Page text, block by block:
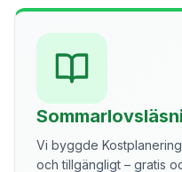
Vi byggde
och tillgängligt – gratis